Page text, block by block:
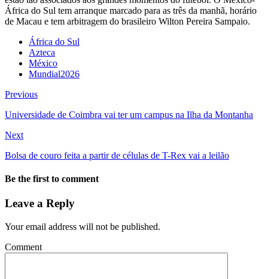
África do Sul tem arranque marcado para as três da manhã, horário
de Macau e tem arbitragem do brasileiro Wilton Pereira Sampaio.
África do Sul
Azteca
México
Mundial2026
Previous
Universidade de Coimbra vai ter um campus na Ilha da Montanha
Next
Bolsa de couro feita a partir de células de T-Rex vai a leilão
Be the first to comment
Leave a Reply
Your email address will not be published.
Comment